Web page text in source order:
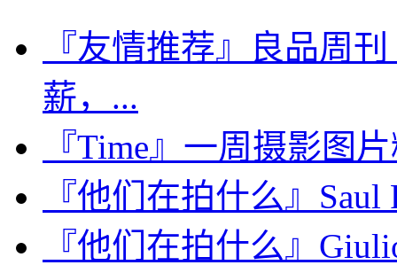
『友情推荐』良品周
薪，...
『Time』一周摄影图
『他们在拍什么』
『他们在拍什么』